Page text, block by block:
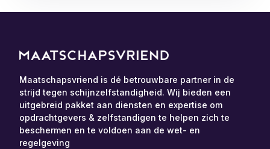
Maatschapsvriend is dé betrouwbare partner in de
strijd tegen schijnzelfstandigheid. Wij bieden een
uitgebreid pakket aan diensten en expertise om
opdrachtgevers & zelfstandigen te helpen zich te
beschermen en te voldoen aan de wet- en
regelgeving